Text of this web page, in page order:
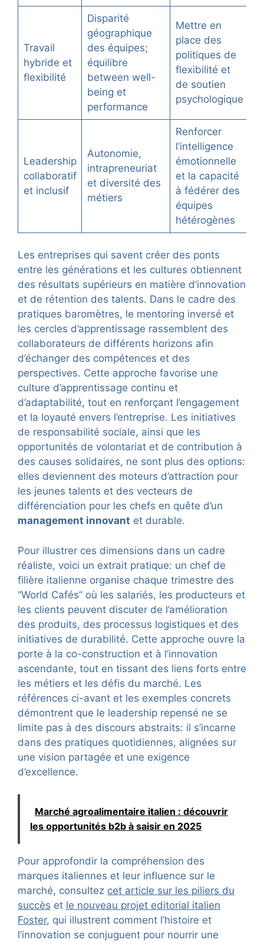
Travail
hybride et
flexibilité
Disparité
géographique
des équipes;
équilibre
between well-
being et
performance
Mettre en
place des
politiques de
flexibilité et
de soutien
psychologique
Leadership
collaboratif
et inclusif
Autonomie,
intrapreneuriat
et diversité des
métiers
Renforcer
l’intelligence
émotionnelle
et la capacité
à fédérer des
équipes
hétérogènes
Les entreprises qui savent créer des ponts
entre les générations et les cultures obtiennent
des résultats supérieurs en matière d’innovation
et de rétention des talents. Dans le cadre des
pratiques baromètres, le mentoring inversé et
les cercles d’apprentissage rassemblent des
collaborateurs de différents horizons afin
d’échanger des compétences et des
perspectives. Cette approche favorise une
culture d’apprentissage continu et
d’adaptabilité, tout en renforçant l’engagement
et la loyauté envers l’entreprise. Les initiatives
de responsabilité sociale, ainsi que les
opportunités de volontariat et de contribution à
des causes solidaires, ne sont plus des options:
elles deviennent des moteurs d’attraction pour
les jeunes talents et des vecteurs de
différenciation pour les chefs en quête d’un
management innovant et durable.
Pour illustrer ces dimensions dans un cadre
réaliste, voici un extrait pratique: un chef de
filière italienne organise chaque trimestre des
“World Cafés” où les salariés, les producteurs et
les clients peuvent discuter de l’amélioration
des produits, des processus logistiques et des
initiatives de durabilité. Cette approche ouvre la
porte à la co-construction et à l’innovation
ascendante, tout en tissant des liens forts entre
les métiers et les défis du marché. Les
références ci-avant et les exemples concrets
démontrent que le leadership repensé ne se
limite pas à des discours abstraits: il s’incarne
dans des pratiques quotidiennes, alignées sur
une vision partagée et une exigence
d’excellence.
Marché agroalimentaire italien : découvrir
les opportunités b2b à saisir en 2025
Pour approfondir la compréhension des
marques italiennes et leur influence sur le
marché, consultez cet article sur les piliers du
succès et le nouveau projet editorial italien
Foster, qui illustrent comment l’histoire et
l’innovation se conjuguent pour nourrir une